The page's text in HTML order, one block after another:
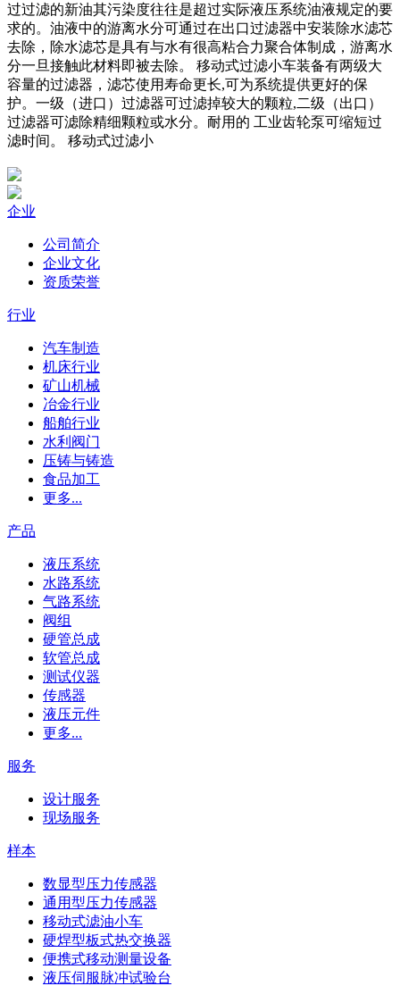
过过滤的新油其污染度往往是超过实际液压系统油液规定的要
求的。油液中的游离水分可通过在出口过滤器中安装除水滤芯
去除，除水滤芯是具有与水有很高粘合力聚合体制成，游离水
分一旦接触此材料即被去除。 移动式过滤小车装备有两级大
容量的过滤器，滤芯使用寿命更长,可为系统提供更好的保
护。一级（进口）过滤器可过滤掉较大的颗粒,二级（出口）
过滤器可滤除精细颗粒或水分。耐用的 工业齿轮泵可缩短过
滤时间。 移动式过滤小
企业
公司简介
企业文化
资质荣誉
行业
汽车制造
机床行业
矿山机械
冶金行业
船舶行业
水利阀门
压铸与铸造
食品加工
更多...
产品
液压系统
水路系统
气路系统
阀组
硬管总成
软管总成
测试仪器
传感器
液压元件
更多...
服务
设计服务
现场服务
样本
数显型压力传感器
通用型压力传感器
移动式滤油小车
硬焊型板式热交换器
便携式移动测量设备
液压伺服脉冲试验台